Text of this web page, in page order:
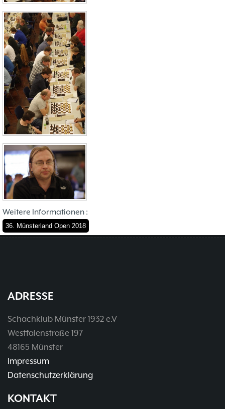
Weitere Informationen :
36. Münsterland Open 2018
ADRESSE
Schachklub Münster 1932 e.V
Westfalenstraße 197
48165 Münster
Impressum
Datenschutzerklärung
KONTAKT